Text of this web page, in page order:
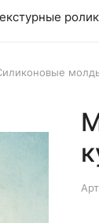
Арт.